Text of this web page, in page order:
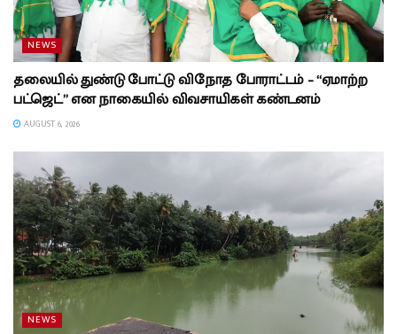
NEWS
தலையில் துண்டு போட்டு விநோத போராட்டம் – “ஏமாற்ற
பட்ஜெட்” என நாகையில் விவசாயிகள் கண்டனம்
AUGUST 6, 2026
NEWS